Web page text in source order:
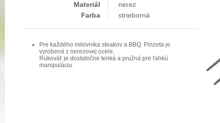
Materiál
nerez
Farba
strieborná
Pre každého milovníka steakov a BBQ. Pinzeta je
vyrobená z nerezovej ocele.
Rukoväť je dostatočne tenká a pružná pre ľahkú
manipuláciu.